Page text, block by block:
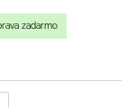
zadarmo